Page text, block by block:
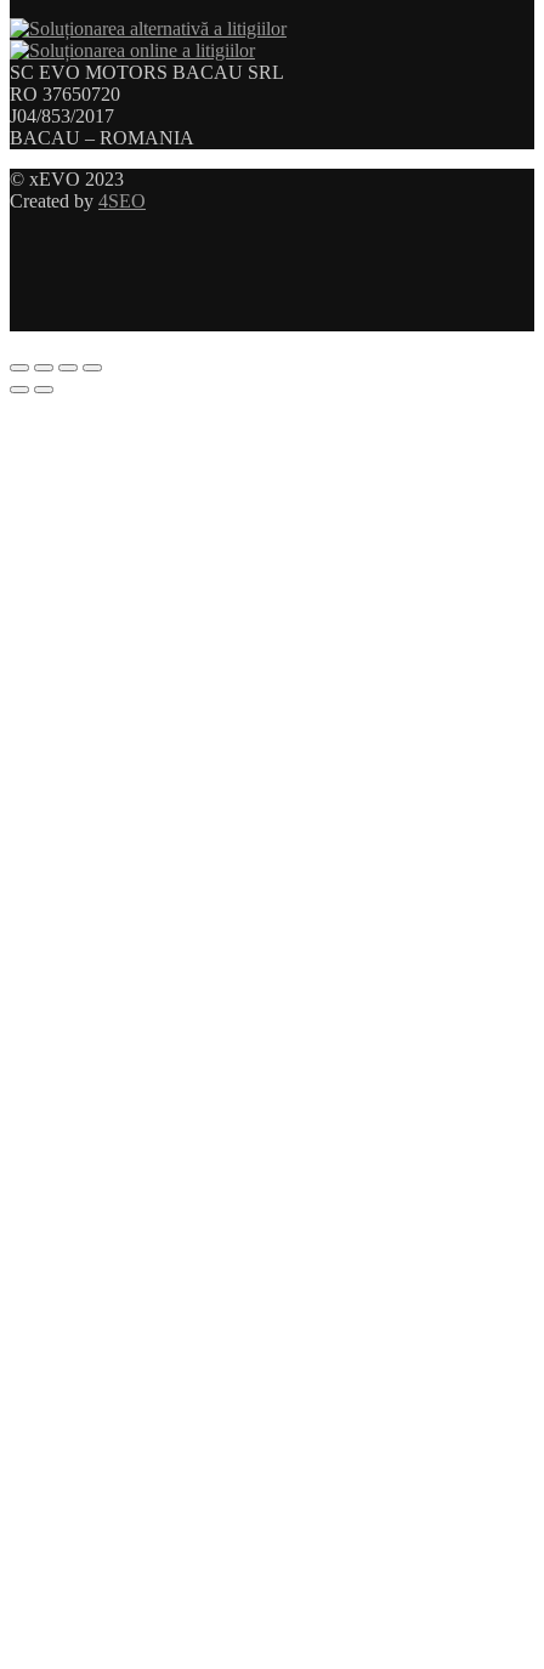
SC EVO MOTORS BACAU SRL
RO 37650720
J04/853/2017
BACAU – ROMANIA
© xEVO 2023
Created by 4SEO